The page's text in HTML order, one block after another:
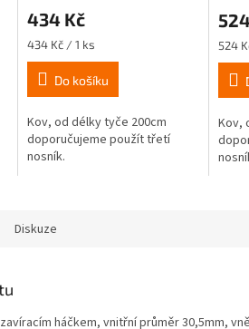
434 Kč
Měrná
cena:
434 Kč / 1 ks
Do košíku
Kov, od délky tyče 200cm
doporučujeme použít třetí
nosník.
cena:
524
Kov,
Diskuze
háčkem, vnitřní průměr 30,5mm,